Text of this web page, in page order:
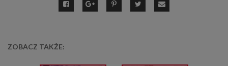
ZOBACZ TAKŻE: